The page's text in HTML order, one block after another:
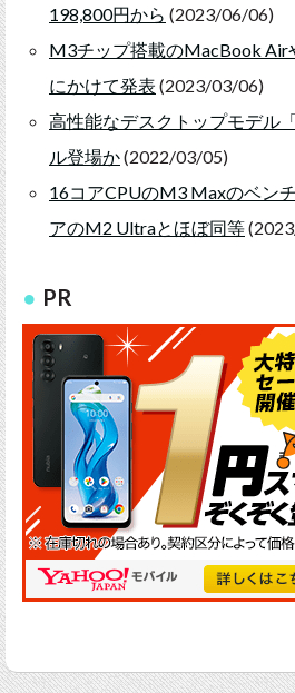
198,800円から (2023/06/06)
M3チップ搭載のMacBook Air
にかけて発表 (2023/03/06)
高性能なデスクトップモデル
ル登場か(2022/03/05)
16コアCPUのM3 Maxのベン
アのM2 Ultraとほぼ同等
PR